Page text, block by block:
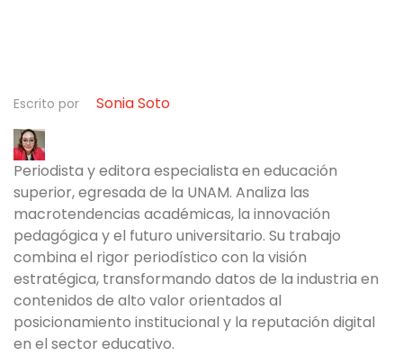
Escrito por Sonia Soto
Periodista y editora especialista en educación
superior, egresada de la UNAM. Analiza las
macrotendencias académicas, la innovación
pedagógica y el futuro universitario. Su trabajo
combina el rigor periodístico con la visión
estratégica, transformando datos de la industria en
contenidos de alto valor orientados al
posicionamiento institucional y la reputación digital
en el sector educativo.